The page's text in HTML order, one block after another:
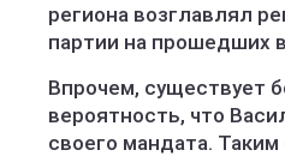
региона возглавлял
партии на прошедших
Впрочем, существует
вероятность, что
своего мандата.